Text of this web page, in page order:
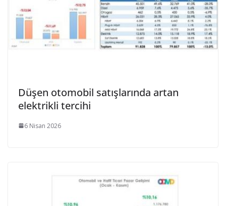
Düşen otomobil satışlarında artan
elektrikli tercihi
6 Nisan 2026